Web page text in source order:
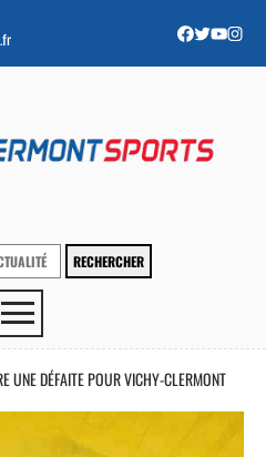
UNE DÉFAITE POUR VICHY-CLERMONT